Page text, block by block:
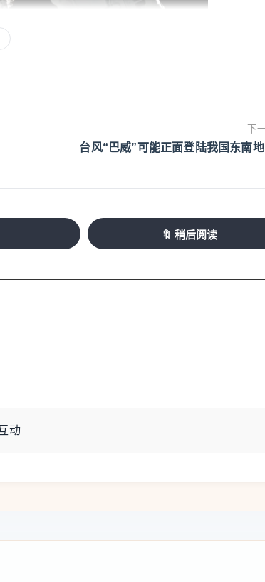
设备和技术对中国禁运。从零起
攻克。
下
台风“巴威”可能正面登陆我国东南
🔖 稍后阅读
动